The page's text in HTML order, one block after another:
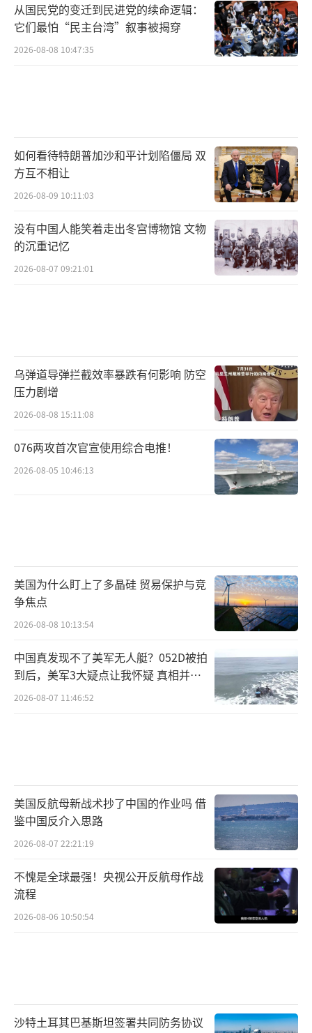
从国民党的变迁到民进党的续命逻辑：
它们最怕“民主台湾”叙事被揭穿
2026-08-08 10:47:35
如何看待特朗普加沙和平计划陷僵局 双
方互不相让
2026-08-09 10:11:03
没有中国人能笑着走出冬宫博物馆 文物
的沉重记忆
2026-08-07 09:21:01
乌弹道导弹拦截效率暴跌有何影响 防空
压力剧增
2026-08-08 15:11:08
076两攻首次官宣使用综合电推！
2026-08-05 10:46:13
美国为什么盯上了多晶硅 贸易保护与竞
争焦点
2026-08-08 10:13:54
中国真发现不了美军无人艇？052D被拍
到后，美军3大疑点让我怀疑 真相并非
如此
2026-08-07 11:46:52
美国反航母新战术抄了中国的作业吗 借
鉴中国反介入思路
2026-08-07 22:21:19
不愧是全球最强！央视公开反航母作战
流程
2026-08-06 10:50:54
沙特土耳其巴基斯坦签署共同防务协议